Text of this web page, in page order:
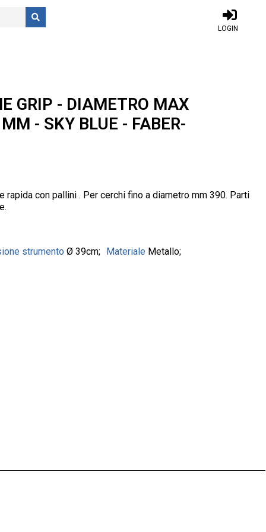
LOGIN
GRIP - DIAMETRO MAX
- SKY BLUE - FABER-
rapida con pallini . Per cerchi fino a diametro mm 390. Parti
strumento Ø 39cm Materiale Metallo